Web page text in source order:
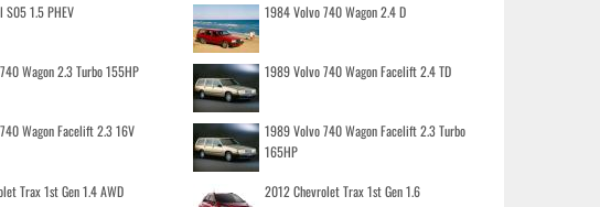
S05 1.5 PHEV 1984 Volvo 740 Wagon 2.4 D
Wagon 2.3 Turbo 155HP 1989 Volvo 740 Wagon Facelift 2.4 TD
Wagon Facelift 2.3 16V
1989 Volvo 740 Wagon Facelift 2.3 Turbo
165HP
Trax 1st Gen 1.4 AWD 2012 Chevrolet Trax 1st Gen 1.6